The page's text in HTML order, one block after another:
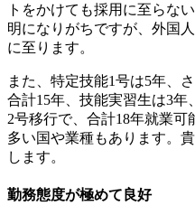
トをかけても採用に至らな
明になりがちですが、外国
に至ります。
また、特定技能1号は5年、
合計15年、技能実習生は3
2号移行で、合計18年就業
多い国や業種もあります。
します。
勤務態度が極めて良好